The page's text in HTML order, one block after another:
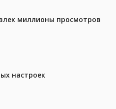
миллионы просмотров
настроек